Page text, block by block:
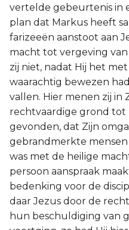
vertelde gebeurtenis in
plan dat Markus heeft
farizeeën aanstoot aan
macht tot vergeving
zij niet, nadat Hij het
waarachtig bewezen
vallen. Hier menen zij in
rechtvaardige grond
gevonden, dat Zijn
gebrandmerkte
was met de heilige
persoon aanspraak
bedenking voor de
daar Jezus door de
hun beschuldiging van